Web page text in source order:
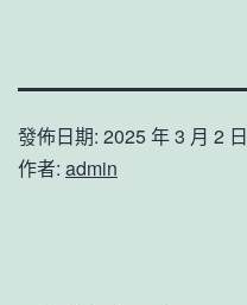
發佈日期: 2025 年 3 月 2 日
作者: admin